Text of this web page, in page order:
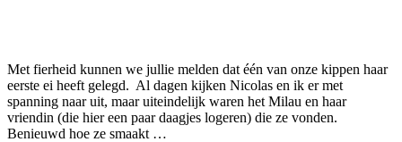
Met fierheid kunnen we jullie melden dat één van onze kippen haar
eerste ei heeft gelegd. Al dagen kijken Nicolas en ik er met
spanning naar uit, maar uiteindelijk waren het Milau en haar
vriendin (die hier een paar daagjes logeren) die ze vonden.
Benieuwd hoe ze smaakt …